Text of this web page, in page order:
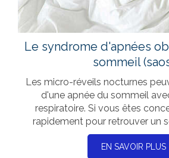
Le syndrome d'apnées
sommeil
Les micro-réveils nocturnes
d'une apnée du sommeil
respiratoire. Si vous êtes
rapidement pour retrouver un
EN SAVOIR PLUS